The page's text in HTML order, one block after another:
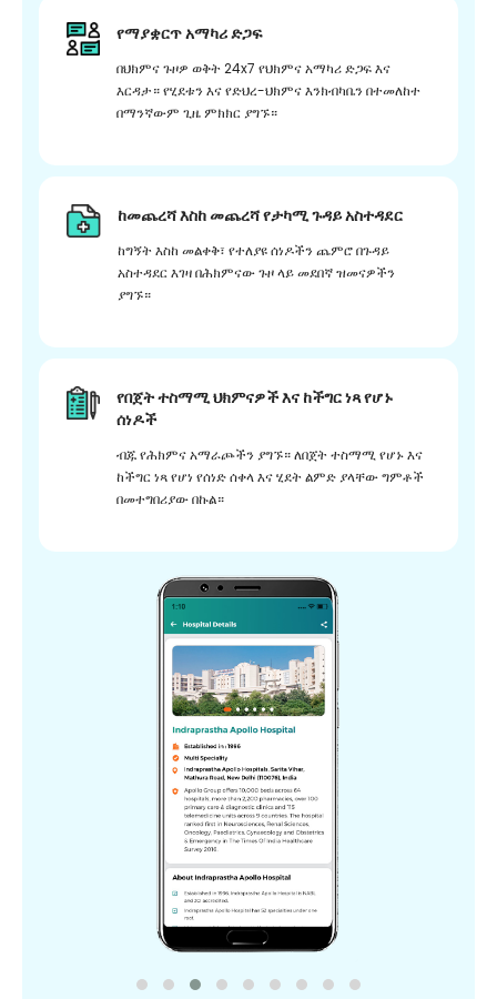
የማያቋርጥ አማካሪ ድጋፍ
በህክምና ጉዞዎ ወቅት 24x7 የህክምና አማካሪ ድጋፍ እና
እርዳታ። የሂደቱን እና የድህረ-ህክምና እንክብካቤን በተመለከተ
በማንኛውም ጊዜ ምክክር ያግኙ።
ከመጨረሻ እስከ መጨረሻ የታካሚ ጉዳይ አስተዳደር
ከግኝት እስከ መልቀቅ፣ የተለያዩ ሰነዶችን ጨምሮ በጉዳይ
አስተዳደር እገዛ በሕክምናው ጉዞ ላይ መደበኛ ዝመናዎችን
ያግኙ።
የበጀት ተስማሚ ህክምናዎች እና ከችግር ነጻ የሆኑ
ሰነዶች
ብጁ የሕክምና አማራጮችን ያግኙ። ለበጀት ተስማሚ የሆኑ እና
ከችግር ነጻ የሆነ የሰነድ ሰቀላ እና ሂደት ልምድ ያላቸው ግምቶች
በመተግበሪያው በኩል።